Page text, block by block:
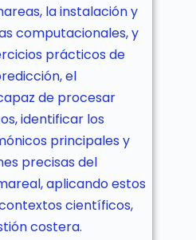
la instalación y
computacionales, y
prácticos de
el
de procesar
identificar los
principales y
precisas del
aplicando estos
científicos,
costera.